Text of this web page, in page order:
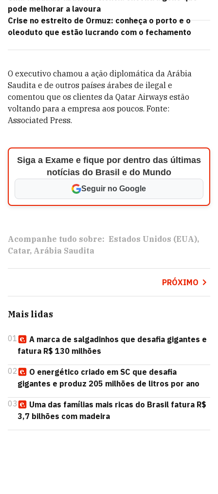
pode melhorar a lavoura
Crise no estreito de Ormuz: conheça o porto e o
oleoduto que estão lucrando com o fechamento
O executivo chamou a ação diplomática da Arábia
Saudita e de outros países árabes de ilegal e
comentou que os clientes da Qatar Airways estão
voltando para a empresa aos poucos. Fonte:
Associated Press.
Siga a Exame e fique por dentro das últimas
notícias do Brasil e do Mundo
Seguir no Google
Acompanhe tudo sobre: Estados Unidos (EUA)
Catar Arábia Saudita
PRÓXIMO
Mais lidas
01
A marca de salgadinhos que desafia gigantes e
fatura R$ 130 milhões
02
O energético criado em SC que desafia
gigantes e produz 205 milhões de litros por ano
03
Uma das famílias mais ricas do Brasil fatura R$
3,7 bilhões com madeira